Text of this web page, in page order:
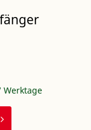
Werktage